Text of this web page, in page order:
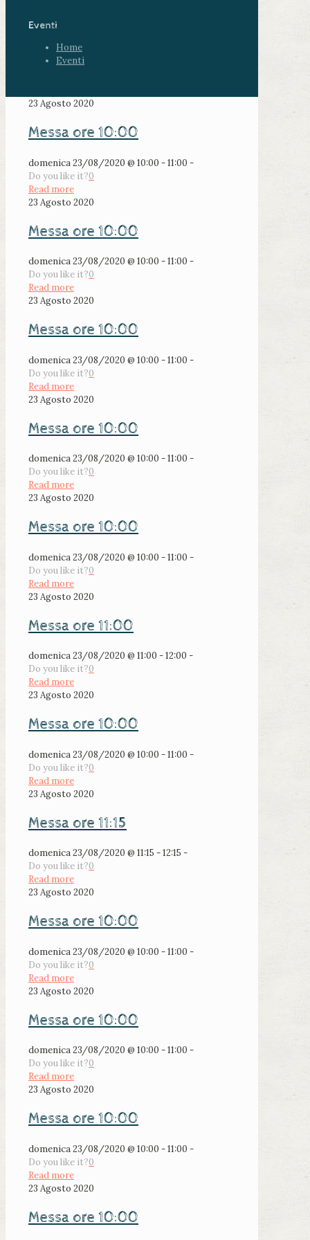
Eventi
Home
Eventi
23 Agosto 2020
Messa ore 10:00
domenica 23/08/2020 @ 10:00 - 11:00 -
Do you like it?0
Read more
23 Agosto 2020
Messa ore 10:00
domenica 23/08/2020 @ 10:00 - 11:00 -
Do you like it?0
Read more
23 Agosto 2020
Messa ore 10:00
domenica 23/08/2020 @ 10:00 - 11:00 -
Do you like it?0
Read more
23 Agosto 2020
Messa ore 10:00
domenica 23/08/2020 @ 10:00 - 11:00 -
Do you like it?0
Read more
23 Agosto 2020
Messa ore 10:00
domenica 23/08/2020 @ 10:00 - 11:00 -
Do you like it?0
Read more
23 Agosto 2020
Messa ore 11:00
domenica 23/08/2020 @ 11:00 - 12:00 -
Do you like it?0
Read more
23 Agosto 2020
Messa ore 10:00
domenica 23/08/2020 @ 10:00 - 11:00 -
Do you like it?0
Read more
23 Agosto 2020
Messa ore 11:15
domenica 23/08/2020 @ 11:15 - 12:15 -
Do you like it?0
Read more
23 Agosto 2020
Messa ore 10:00
domenica 23/08/2020 @ 10:00 - 11:00 -
Do you like it?0
Read more
23 Agosto 2020
Messa ore 10:00
domenica 23/08/2020 @ 10:00 - 11:00 -
Do you like it?0
Read more
23 Agosto 2020
Messa ore 10:00
domenica 23/08/2020 @ 10:00 - 11:00 -
Do you like it?0
Read more
23 Agosto 2020
Messa ore 10:00